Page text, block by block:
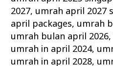
2027, umrah april 2027
april packages, umrah
umrah bulan april 2026,
umrah in april 2024,
umrah in april 2028,